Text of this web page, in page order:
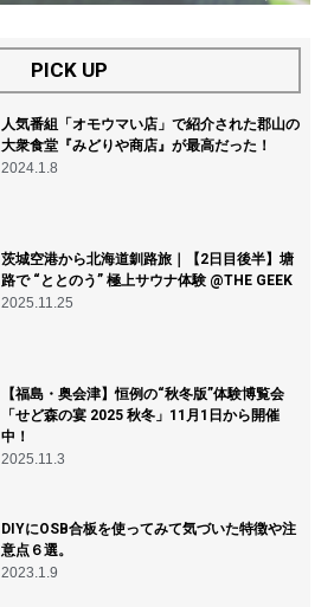
PICK UP
人気番組「オモウマい店」で紹介された郡山の
大衆食堂『みどりや商店』が最高だった！
2024.1.8
茨城空港から北海道釧路旅｜【2日目後半】塘
路で “ととのう” 極上サウナ体験 @THE GEEK
2025.11.25
【福島・奥会津】恒例の“秋冬版”体験博覧会
「せど森の宴 2025 秋冬」11月1日から開催
中！
2025.11.3
DIYにOSB合板を使ってみて気づいた特徴や注
意点６選。
2023.1.9